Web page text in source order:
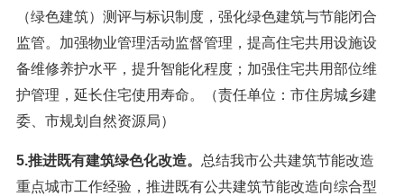
（绿色建筑）测评与标识制度，强化绿色建筑与节能闭合
监管。加强物业管理活动监督管理，提高住宅共用设施设
备维修养护水平，提升智能化程度；加强住宅共用部位维
护管理，延长住宅使用寿命。（责任单位：市住房城乡建
委、市规划自然资源局）
5.推进既有建筑绿色化改造。 总结我市公共建筑节能改造
重点城市工作经验，推进既有公共建筑节能改造向综合型